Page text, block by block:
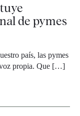
de pymes
país, las pymes
voz propia. Que […]